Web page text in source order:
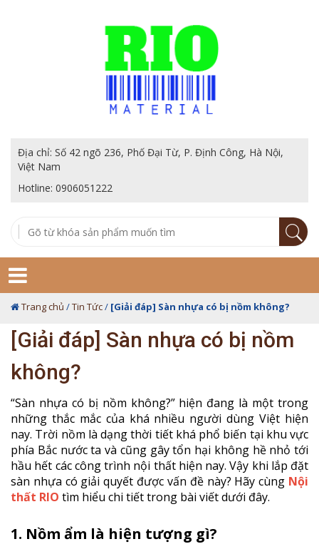
Địa chỉ: Số 42 ngõ 236, Phố Đại Từ, P. Định Công, Hà Nội,
Việt Nam
Hotline: 0906051222
Trang chủ /Tin Tức/ [Giải đáp] Sàn nhựa có bị nồm không?
[Giải đáp] Sàn nhựa có bị nồm
không?
“Sàn nhựa có bị nồm không?” hiện đang là một trong
những thắc mắc của khá nhiều người dùng Việt hiện
nay. Trời nồm là dạng thời tiết khá phổ biến tại khu vực
phía Bắc nước ta và cũng gây tổn hại không hề nhỏ tới
hầu hết các công trình nội thất hiện nay. Vậy khi lắp đặt
sàn nhựa có giải quyết được vấn đề này? Hãy cùng Nội
thất RIO tìm hiểu chi tiết trong bài viết dưới đây.
1. Nồm ẩm là hiện tượng gì?